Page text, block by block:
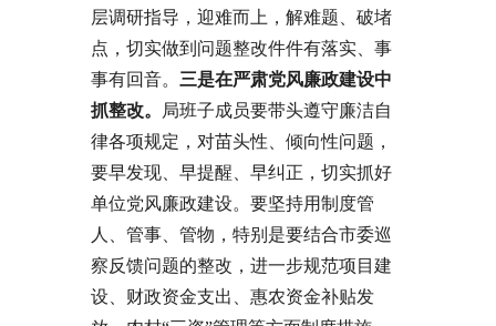
层调研指导，迎难而上，解难题、破堵
点，切实做到问题整改件件有落实、事
事有回音。 三是在严肃党风廉政建设中
抓整改。 局班子成员要带头遵守廉洁自
律各项规定，对苗头性、倾向性问题，
要早发现、早提醒、早纠正，切实抓好
单位党风廉政建设。要坚持用制度管
人、管事、管物，特别是要结合市委巡
察反馈问题的整改，进一步规范项目建
设、财政资金支出、惠农资金补贴发